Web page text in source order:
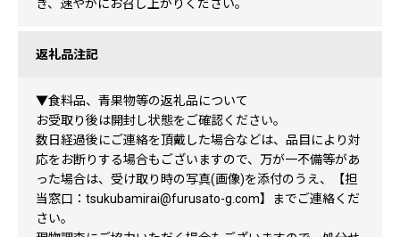
き、速やかにお召し上がりください。
返礼品注記
▼食料品、青果物等の返礼品について
お受取り後は開封し状態をご確認ください。
数日経過後にご連絡を頂戴した場合などは、品目により対
応をお断りする場合もございますので、万が一不備等があ
った場合は、受け取り時の写真(画像)を添付のうえ、【担
当窓口：tsukubamirai@furusato-g.com】までご連絡くだ
さい。